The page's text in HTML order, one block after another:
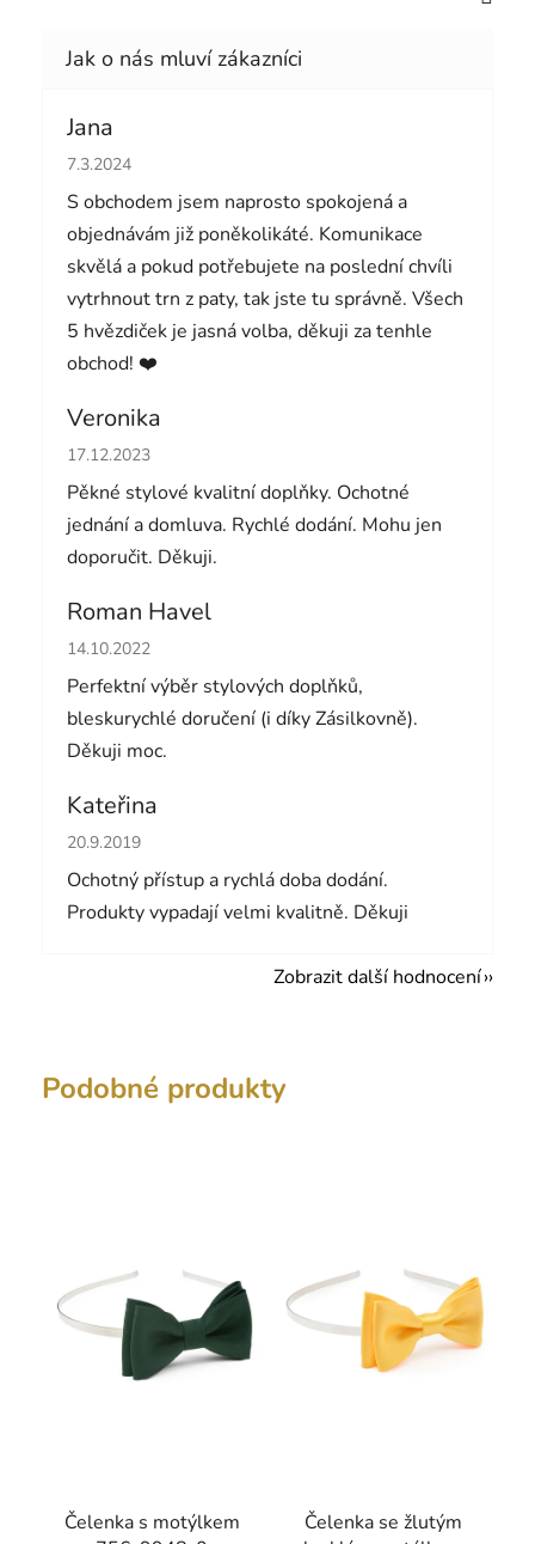
Jana
Hodnocení obchodu je 5 z 5 hvězdiček.
7.3.2024
S obchodem jsem naprosto spokojená a
objednávám již poněkolikáté. Komunikace
skvělá a pokud potřebujete na poslední chvíli
vytrhnout trn z paty, tak jste tu správně. Všech
5 hvězdiček je jasná volba, děkuji za tenhle
obchod! ❤️
Veronika
Hodnocení obchodu je 5 z 5 hvězdiček.
17.12.2023
Pěkné stylové kvalitní doplňky. Ochotné
jednání a domluva. Rychlé dodání. Mohu jen
doporučit. Děkuji.
Roman Havel
Hodnocení obchodu je 5 z 5 hvězdiček.
14.10.2022
Perfektní výběr stylových doplňků,
bleskurychlé doručení (i díky Zásilkovně).
Děkuji moc.
Kateřina
Hodnocení obchodu je 5 z 5 hvězdiček.
20.9.2019
Ochotný přístup a rychlá doba dodání.
Produkty vypadají velmi kvalitně. Děkuji
Zobrazit další hodnocení
Podobné produkty
Čelenka s motýlkem
Čelenka se žlutým